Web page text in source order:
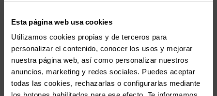
Esta página web usa cookies
Utilizamos cookies propias y de terceros para
personalizar el contenido, conocer los usos y mejorar
nuestra página web, así como personalizar nuestros
anuncios, marketing y redes sociales. Puedes aceptar
todas las cookies, rechazarlas o configurarlas mediante
Garantia 3 anos
Aço inoxidável | Hipoalergénico
Descrição
O anel Chain Thin Padlock em prateado para homem é uma proposta de